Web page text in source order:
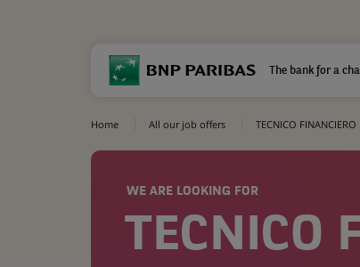
The bank for a
Home All our job offers TECNICO
WE ARE LOOKING FOR
TECNICO